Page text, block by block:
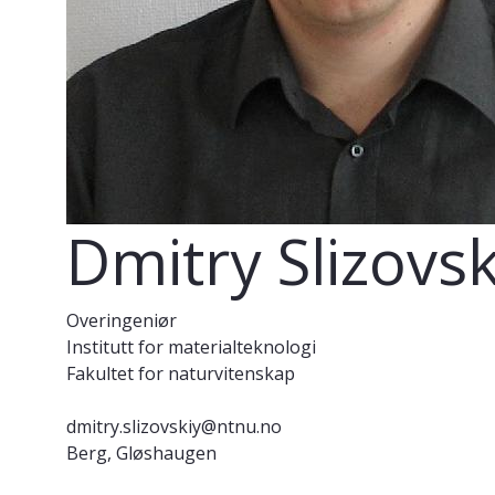
Dmitry
Overingeniør
Institutt for materialteknologi
Fakultet for naturvitenskap
dmitry.slizovskiy@ntnu.no
Berg, Gløshaugen